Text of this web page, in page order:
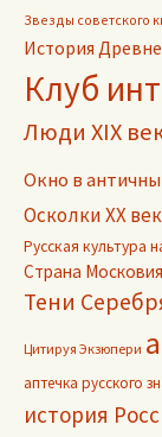
Звезды советского
История
Клуб
Люди XIX
Окно в
Осколки ХХ
Русская культура
Страна Московия
Тени
Цитируя Экзюпери
аптечка русского
история